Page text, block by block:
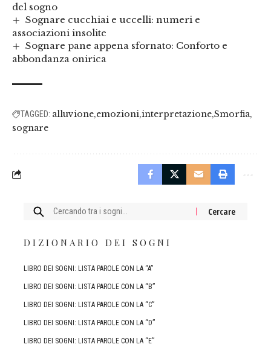
del sogno
Sognare cucchiai e uccelli: numeri e
associazioni insolite
Sognare pane appena sfornato: Conforto e
abbondanza onirica
TAGGED: alluvione emozioni interpretazione Smorfia
sognare
Cercare:
DIZIONARIO DEI SOGNI
LIBRO DEI SOGNI: LISTA PAROLE CON LA “A”
LIBRO DEI SOGNI: LISTA PAROLE CON LA “B”
LIBRO DEI SOGNI: LISTA PAROLE CON LA “C”
LIBRO DEI SOGNI: LISTA PAROLE CON LA “D”
LIBRO DEI SOGNI: LISTA PAROLE CON LA “E”